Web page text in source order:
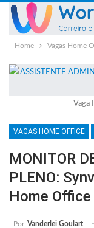
Home Vagas Home
Vaga
VAGAS HOME OFFICE
MONITOR
PLENO:
Home Office
Por Vanderlei Goulart